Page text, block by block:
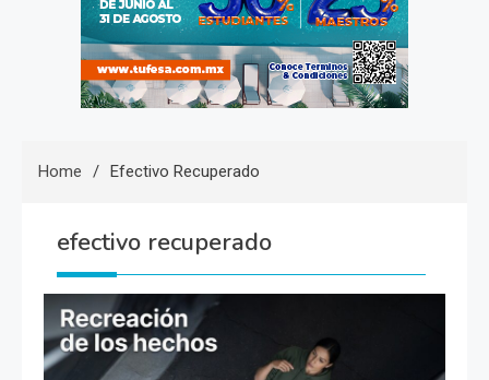
Home Efectivo Recuperado
efectivo recuperado